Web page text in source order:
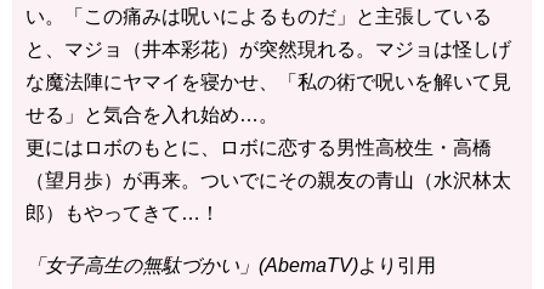
い。「この痛みは呪いによるものだ」と主張している
と、マジョ（井本彩花）が突然現れる。マジョは怪しげ
な魔法陣にヤマイを寝かせ、「私の術で呪いを解いて見
せる」と気合を入れ始め…。
更にはロボのもとに、ロボに恋する男性高校生・高橋
（望月歩）が再来。ついでにその親友の青山（水沢林太
郎）もやってきて…！
「女子高生の無駄づかい」(AbemaTV)より引用